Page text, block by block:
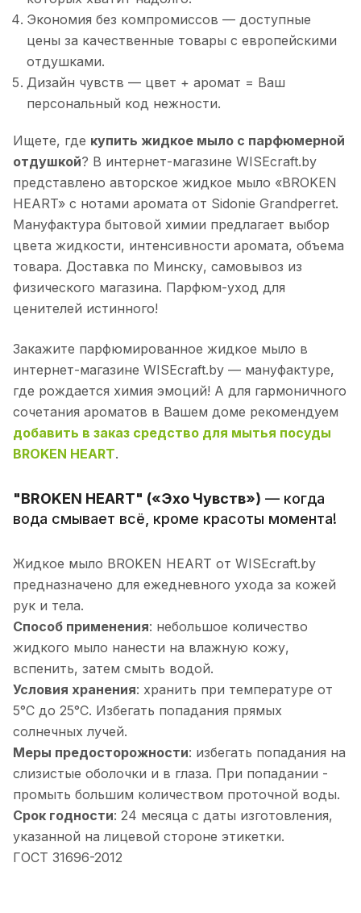
Экономия без компромиссов — доступные
цены за качественные товары с европейскими
отдушками.
Дизайн чувств — цвет + аромат = Ваш
персональный код нежности.
Ищете, где купить жидкое мыло с парфюмерной
отдушкой? В интернет-магазине WISEcraft.by
представлено авторское жидкое мыло «BROKEN
HEART» с нотами аромата от Sidonie Grandperret.
Мануфактура бытовой химии предлагает выбор
цвета жидкости, интенсивности аромата, объема
товара. Доставка по Минску, самовывоз из
физического магазина. Парфюм-уход для
ценителей истинного!
Закажите парфюмированное жидкое мыло в
интернет-магазине WISEcraft.by — мануфактуре,
где рождается химия эмоций! А для гармоничного
сочетания ароматов в Вашем доме рекомендуем
добавить в заказ средство для мытья посуды
BROKEN HEART.
"BROKEN HEART" («Эхо Чувств») — когда
вода смывает всё, кроме красоты момента!
Жидкое мыло BROKEN HEART от WISEcraft.by
предназначено для ежедневного ухода за кожей
рук и тела.
Способ применения: небольшое количество
жидкого мыло нанести на влажную кожу,
вспенить, затем смыть водой.
Условия хранения: хранить при температуре от
5°С до 25°С. Избегать попадания прямых
солнечных лучей.
Меры предосторожности: избегать попадания на
слизистые оболочки и в глаза. При попадании -
промыть большим количеством проточной воды.
Срок годности: 24 месяца с даты изготовления,
указанной на лицевой стороне этикетки.
ГОСТ 31696-2012